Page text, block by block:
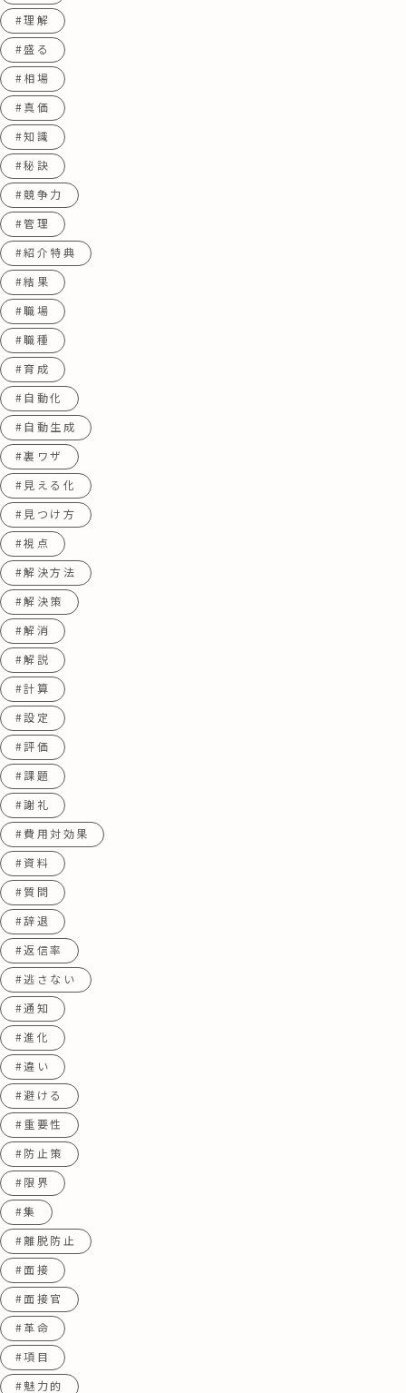
#理解
#盛る
#相場
#真価
#知識
#秘訣
#競争力
#管理
#紹介特典
#結果
#職場
#職種
#育成
#自動化
#自動生成
#裏ワザ
#見える化
#見つけ方
#視点
#解決方法
#解決策
#解消
#解説
#計算
#設定
#評価
#課題
#謝礼
#費用対効果
#資料
#質問
#辞退
#返信率
#逃さない
#通知
#進化
#違い
#避ける
#重要性
#防止策
#限界
#集
#離脱防止
#面接
#面接官
#革命
#項目
#魅力的